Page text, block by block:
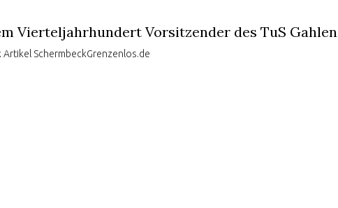
Vierteljahrhundert Vorsitzender des TuS Gahlen
SchermbeckGrenzenlos.de